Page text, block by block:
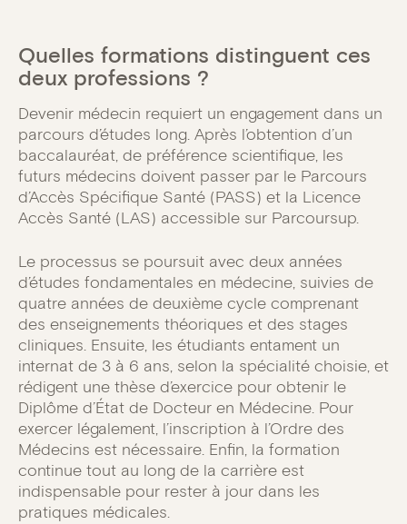
Quelles formations distinguent ces
deux professions ?
Devenir médecin requiert un engagement dans un
parcours d’études long. Après l’obtention d’un
baccalauréat, de préférence scientifique, les
futurs médecins doivent passer par le Parcours
d’Accès Spécifique Santé (PASS) et la Licence
Accès Santé (LAS) accessible sur Parcoursup.
Le processus se poursuit avec deux années
d’études fondamentales en médecine, suivies de
quatre années de deuxième cycle comprenant
des enseignements théoriques et des stages
cliniques. Ensuite, les étudiants entament un
internat de 3 à 6 ans, selon la spécialité choisie, et
rédigent une thèse d’exercice pour obtenir le
Diplôme d’État de Docteur en Médecine. Pour
exercer légalement, l’inscription à l’Ordre des
Médecins est nécessaire. Enfin, la formation
continue tout au long de la carrière est
indispensable pour rester à jour dans les
pratiques médicales.